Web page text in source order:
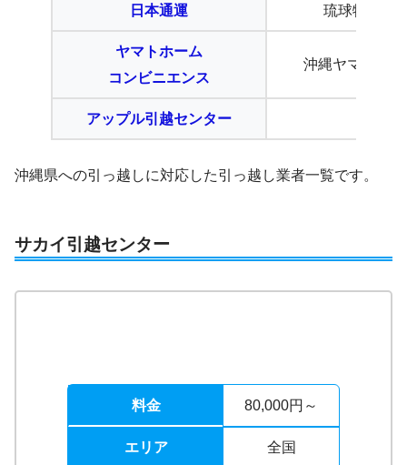
日本通運 琉球物流 第
ヤマトホーム
コンビニエンス
沖縄ヤマト運
アップル引越センター
沖縄県への引っ越しに対応した引っ越し業者一覧です。
サカイ引越センター
料金 80,000円～
エリア 全国